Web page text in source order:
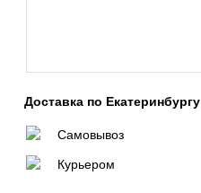
Доставка по Екатеринбургу
Самовывоз
Курьером